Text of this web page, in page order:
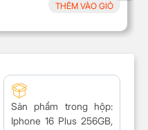
THÊM VÀO GIỎ
Sản phẩm trong hộp:
Iphone 16 Plus 256GB,